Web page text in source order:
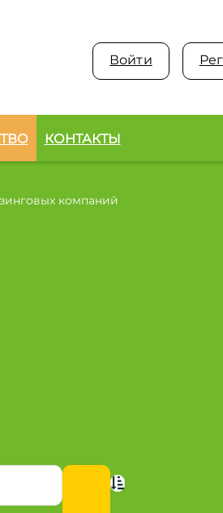
Войти
КОНТАКТЫ